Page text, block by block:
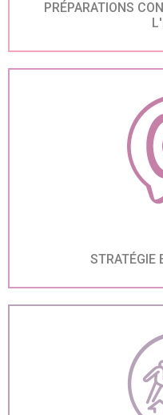
PRÉPARATIONS
STRATÉGIE